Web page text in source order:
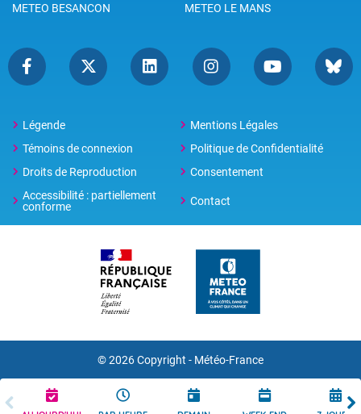
METEO BESANCON
METEO LE MANS
Légende
Mentions Légales
Témoins de connexion
Politique de Confidentialité
Droits de Reproduction
Consentement
Accessibilité : partiellement
conforme
Contact
© 2026 Copyright - Météo-France